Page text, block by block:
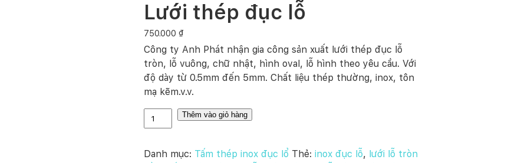
Lưới thép đục lỗ
750.000 ₫
Công ty Anh Phát nhận gia công sản xuất lưới thép đục lỗ
tròn, lỗ vuông, chữ nhật, hình oval, lỗ hình theo yêu cầu. Với
độ dày từ 0.5mm đến 5mm. Chất liệu thép thường, inox, tôn
mạ kẽm.v.v.
ư
i
Thêm vào giỏ hàng
Danh mục: Tấm thép inox đục lổ Thẻ: inox đục lỗ, lưới lỗ tròn